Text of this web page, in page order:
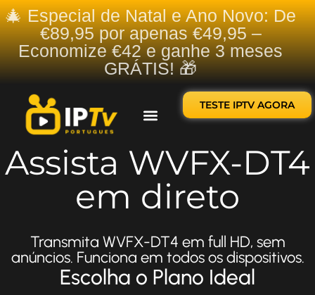
🎄 Especial de Natal e Ano Novo: De
€89,95 por apenas €49,95 –
Economize €42 e ganhe 3 meses
GRÁTIS! 🎁
TESTE IPTV AGORA
Assista WVFX-DT4
em direto
Transmita WVFX-DT4 em full HD, sem
anúncios. Funciona em todos os dispositivos.
Escolha o Plano Ideal